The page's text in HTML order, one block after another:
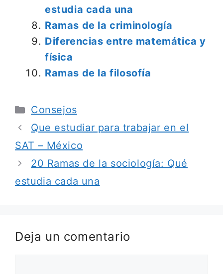
estudia cada una
Ramas de la criminología
Diferencias entre matemática y
física
Ramas de la filosofía
Categorías
Consejos
Que estudiar para trabajar en el
SAT – México
20 Ramas de la sociología: Qué
estudia cada una
Deja un comentario